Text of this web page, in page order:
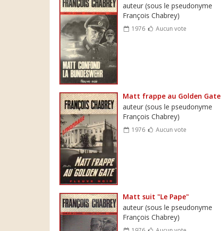
auteur (sous le pseudonyme
François Chabrey)
1976 Aucun vote
Matt frappe au Golden Gate
auteur (sous le pseudonyme
François Chabrey)
1976 Aucun vote
Matt suit "Le Pape"
auteur (sous le pseudonyme
François Chabrey)